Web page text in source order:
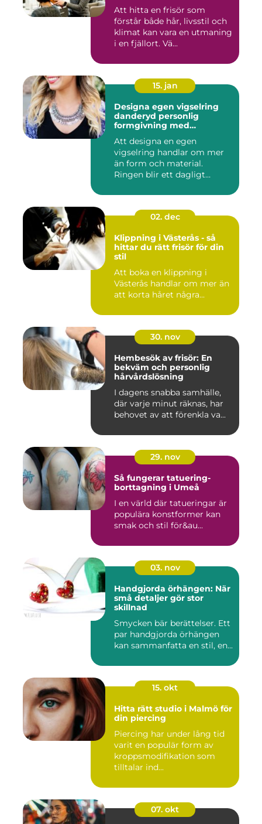
Att hitta en frisör som
förstår både hår, livsstil och
klimat kan vara en utmaning
i en fjällort. Vä...
15. jan
Designa egen vigselring
danderyd personlig
formgivning med
Att designa en egen
vigselring handlar om mer
än form och material.
Ringen blir ett dagligt
02. dec
Klippning i Västerås - så
hittar du rätt frisör för din
stil
Att boka en klippning i
Västerås handlar om mer än
att korta håret några...
30. nov
Hembesök av frisör: En
bekväm och personlig
hårvårdslösning
I dagens snabba samhälle,
där varje minut räknas, har
behovet av att förenkla va...
29. nov
Så fungerar tatuering-
borttagning i Umeå
I en värld där tatueringar är
populära konstformer kan
smak och stil för&au...
03. nov
Handgjorda örhängen: När
små detaljer gör stor
skillnad
Smycken bär berättelser. Ett
par handgjorda örhängen
kan sammanfatta en stil, en...
15. okt
Hitta rätt studio i Malmö för
din piercing
Piercing har under lång tid
varit en populär form av
kroppsmodifikation som
tilltalar ind...
07. okt